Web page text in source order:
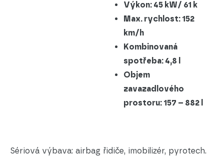
Výkon: 45 kW/ 61 k
Max. rychlost: 152
km/h
Kombinovaná
spotřeba: 4,8 l
Objem
zavazadlového
prostoru: 157 – 882 l
Sériová výbava: airbag řidiče, imobilizér, pyrotech.